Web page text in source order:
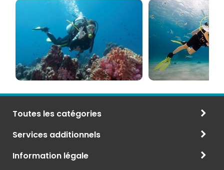
marine
à
Maurice
Toutes les catégories
Services additionnels
Information légale